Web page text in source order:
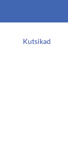
Kutsikad